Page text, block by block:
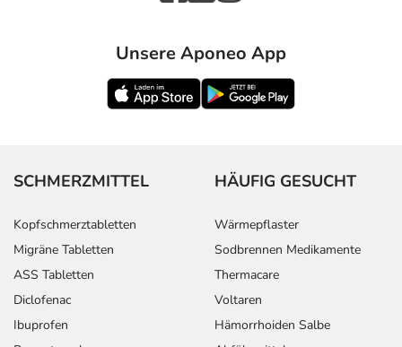
Unsere Aponeo App
SCHMERZMITTEL
Kopfschmerztabletten
Migräne Tabletten
ASS Tabletten
Diclofenac
Ibuprofen
HÄUFIG GESUCHT
Wärmepflaster
Sodbrennen Medikamente
Thermacare
Voltaren
Hämorrhoiden Salbe